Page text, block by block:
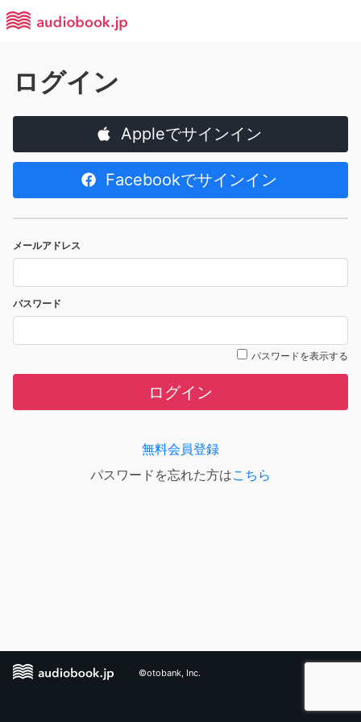
ログイン
Appleでサインイン
Facebookでサインイン
メールアドレス
パスワード
パスワードを表示する
ログイン
無料会員登録
パスワードを忘れた方はこちら
©otobank, Inc.